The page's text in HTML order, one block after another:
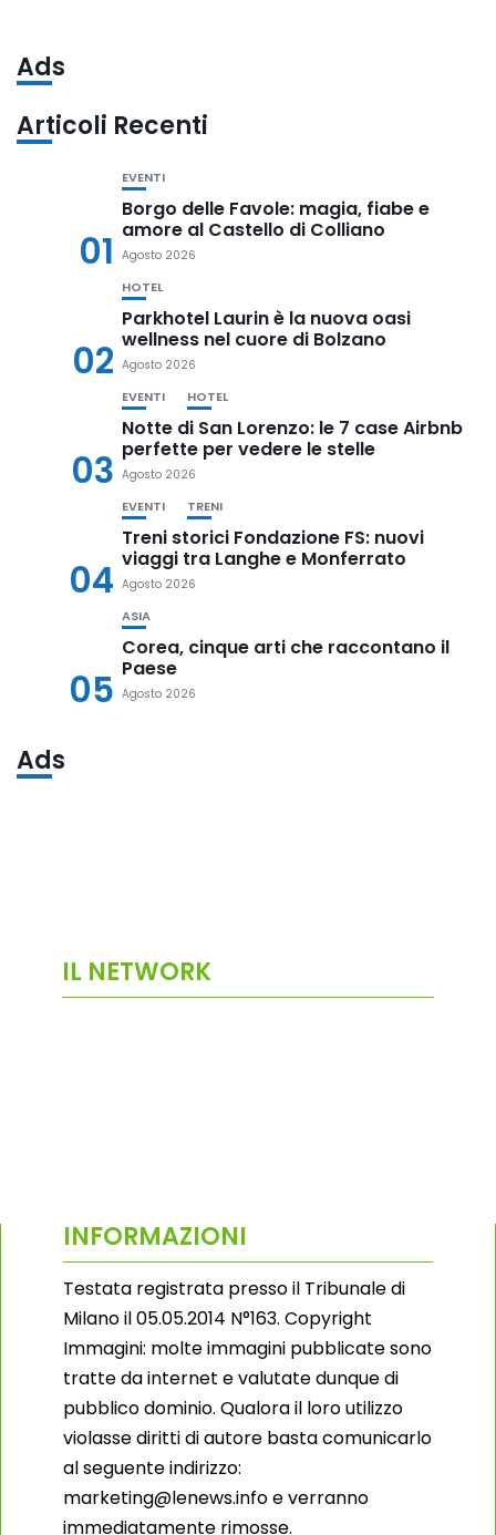
Ads
Articoli Recenti
01
EVENTI
Borgo delle Favole: magia, fiabe e
amore al Castello di Colliano
Agosto 2026
02
HOTEL
Parkhotel Laurin è la nuova oasi
wellness nel cuore di Bolzano
Agosto 2026
03
EVENTI HOTEL
Notte di San Lorenzo: le 7 case Airbnb
perfette per vedere le stelle
Agosto 2026
04
EVENTI TRENI
Treni storici Fondazione FS: nuovi
viaggi tra Langhe e Monferrato
Agosto 2026
05
ASIA
Corea, cinque arti che raccontano il
Paese
Agosto 2026
Ads
IL NETWORK
INFORMAZIONI
Testata registrata presso il Tribunale di
Milano il 05.05.2014 N°163. Copyright
Immagini: molte immagini pubblicate sono
tratte da internet e valutate dunque di
pubblico dominio. Qualora il loro utilizzo
violasse diritti di autore basta comunicarlo
al seguente indirizzo:
marketing@lenews.info e verranno
immediatamente rimosse.